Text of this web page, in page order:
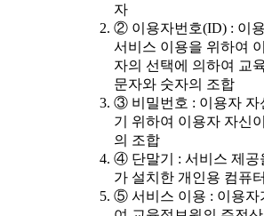
자
② 이용자번호(ID) : 이
서비스 이용을 위하여
자의 선택에 의하여 교
문자와 숫자의 조합
③ 비밀번호 : 이용자 자
기 위하여 이용자 자신
의 조합
④ 단말기 : 서비스 제공
가 설치한 개인용 컴퓨
⑤ 서비스 이용 : 이용자